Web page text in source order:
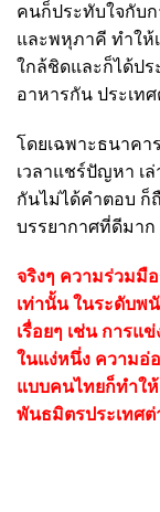
คนก็ประทับใจกับ
และพหุภาคี ทำให้
ใกล้ชิดและก็ได้ปร
อาหารกัน ประเท
โดยเฉพาะธนาคา
เวลาแชร์ปัญหา เ
กันไม่ได้คำตอบ ก็
บรรยากาศที่ดีมาก
จริงๆ ความร่วมมื
เท่านั้น ในระดับพ
เรื่อยๆ เช่น การแ
ในแง่หนึ่ง ความอ่
แบบคนไทยก็ทำให้
พันธมิตรประเทศต่